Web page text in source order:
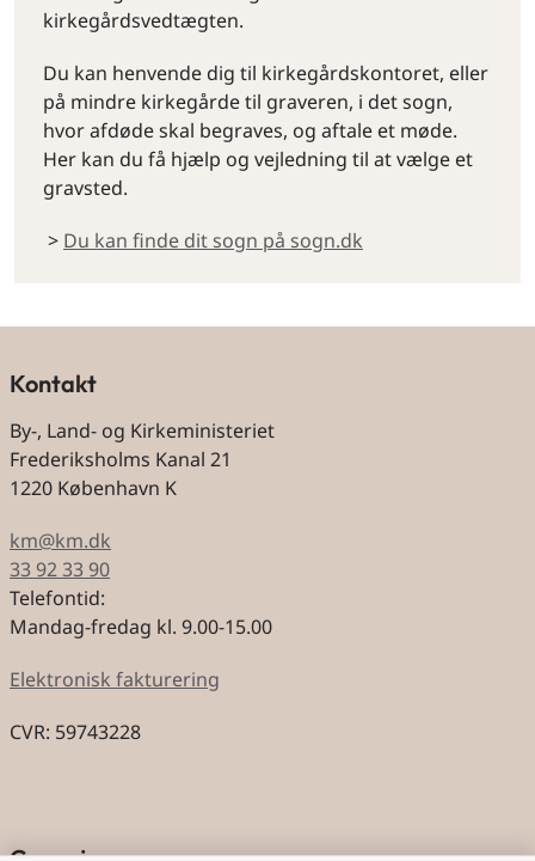
kirkegårdsvedtægten.
Du kan henvende dig til kirkegårdskontoret, eller
på mindre kirkegårde til graveren, i det sogn,
hvor afdøde skal begraves, og aftale et møde.
Her kan du få hjælp og vejledning til at vælge et
gravsted.
> Du kan finde dit sogn på sogn.dk
Kontakt
By-, Land- og Kirkeministeriet
Frederiksholms Kanal 21
1220 København K
km@km.dk
33 92 33 90
Telefontid:
Mandag-fredag kl. 9.00-15.00
Elektronisk fakturering
CVR: 59743228